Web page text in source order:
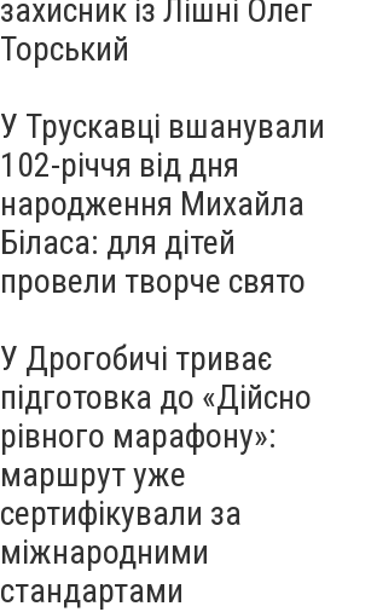
захисник із Лішні Олег
Торський
У Трускавці вшанували
102-річчя від дня
народження Михайла
Біласа: для дітей
провели творче свято
У Дрогобичі триває
підготовка до «Дійсно
рівного марафону»:
маршрут уже
сертифікували за
міжнародними
стандартами